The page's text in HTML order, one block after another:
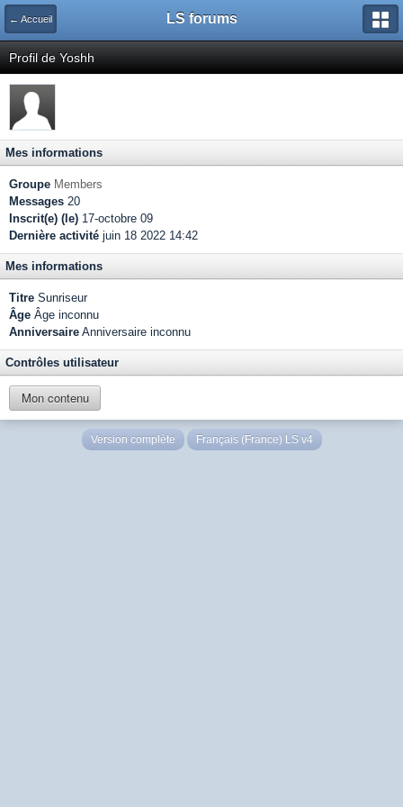
← Accueil LS forums
Profil de Yoshh
Mes informations
Groupe Members
Messages 20
Inscrit(e) (le) 17-octobre 09
Dernière activité juin 18 2022 14:42
Mes informations
Titre Sunriseur
Âge Âge inconnu
Anniversaire Anniversaire inconnu
Contrôles utilisateur
Mon contenu
Version complète Français (France) LS v4